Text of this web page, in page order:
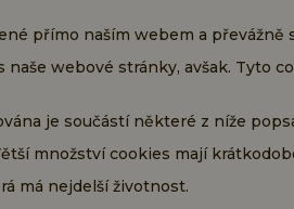
přímo naším webem a převážně
naše webové stránky, avšak. Tyto
je součástí některé z níže
množství cookies mají
má nejdelší životnost.